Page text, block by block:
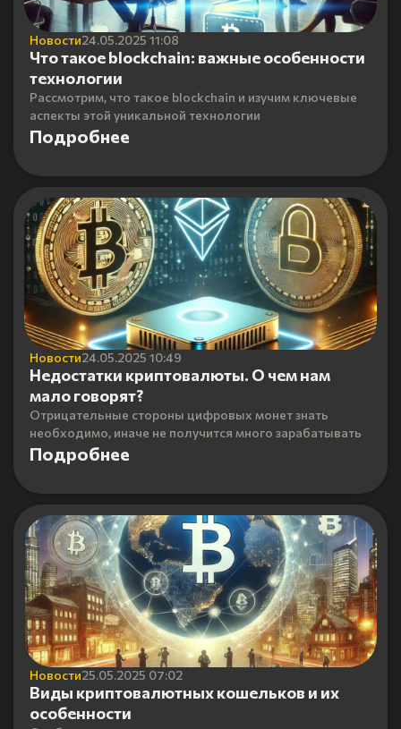
Новости24.05.2025 11:08
Что такое blockchain: важные особенности
технологии
Рассмотрим, что такое blockchain и изучим ключевые
аспекты этой уникальной технологии
Подробнее
Новости24.05.2025 10:49
Недостатки криптовалюты. О чем нам
мало говорят?
Отрицательные стороны цифровых монет знать
необходимо, иначе не получится много зарабатывать
Подробнее
Новости25.05.2025 07:02
Виды криптовалютных кошельков и их
особенности